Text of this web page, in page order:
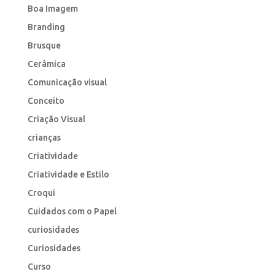
Boa Imagem
Branding
Brusque
Cerâmica
Comunicação visual
Conceito
Criação Visual
crianças
Criatividade
Criatividade e Estilo
Croqui
Cuidados com o Papel
curiosidades
Curiosidades
Curso